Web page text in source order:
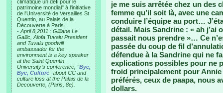
climatique un défi pour le
patrimoine mondial" à l'initiative
de l'Université de Versailles St
Quentin, au Palais de la
Découverte à Paris.
- April 8,2011 : Gilliane Le
Gallic, Alofa Tuvalu President
and Tuvalu goodwill
ambassador for the
environment is a key speaker
at the Saint Quentin
University’s conference, "Bye,
Bye, Culture" about CC and
culture loss at the Palais de la
Decouverte, (Paris, 8e).
je me suis arrêtée chez un des
femme qu’il soit là, avec une
conduire l’équipe au port…
détail. Mais Sandrine : « ah j’ai
passait nous prendre »… Ce
passée du coup de fil
défendue à la Sandrine qui ne
explications possibles pour ne
froid principalement pour
préférés, ceux de paapa, nous
dollars.